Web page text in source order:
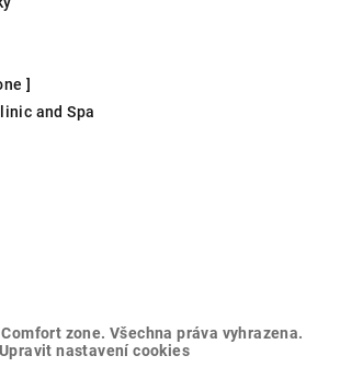
]
and Spa
Comfort zone. Všechna práva vyhrazena.
Upravit nastavení cookies